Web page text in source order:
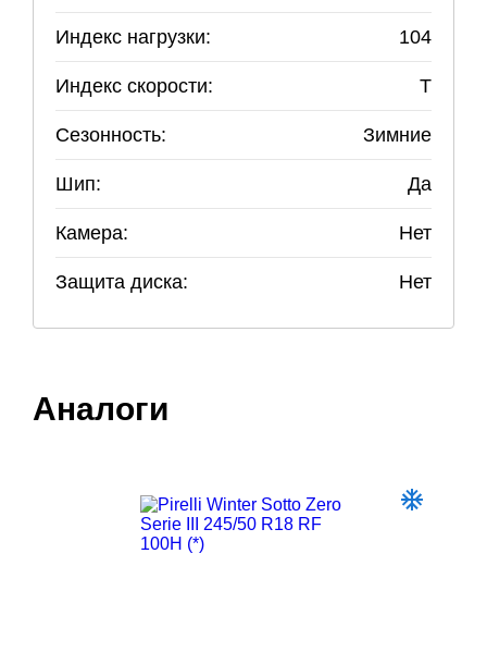
Индекс нагрузки: 104
Индекс скорости: T
Сезонность: Зимние
Шип: Да
Камера: Нет
Защита диска: Нет
Аналоги